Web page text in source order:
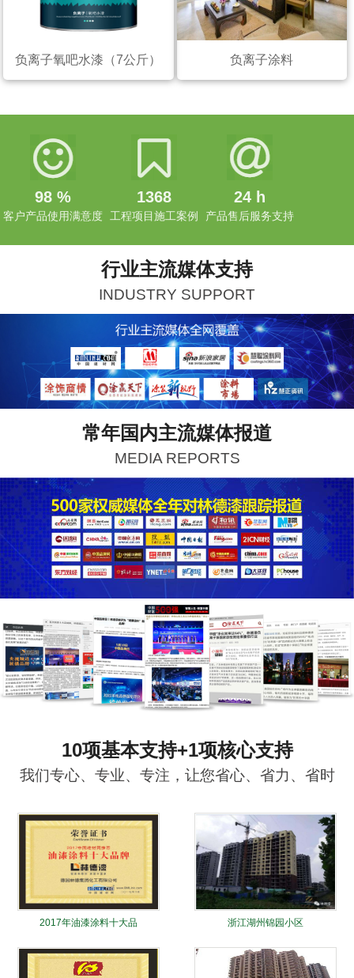
负离子氧吧水漆（7公斤） 负离子涂料
98 %
客户产品使用满意度
1368
工程项目施工案例
24 h
产品售后服务支持
行业主流媒体支持
INDUSTRY SUPPORT
常年国内主流媒体报道
MEDIA REPORTS
10项基本支持+1项核心支持
我们专心、专业、专注，让您省心、省力、省时
2017年油漆涂料十大品
牌
浙江湖州锦园小区